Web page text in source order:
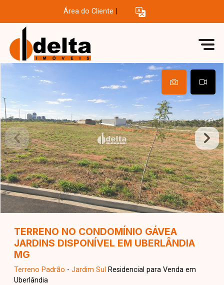
Área do Cliente
TERRENO NO CONDOMÍNIO GÁVEA
JARDINS DISPONÍVEL EM UBERLÂNDIA
MG
Terreno Padrão - Jardim Sul Residencial para Venda em
Uberlândia